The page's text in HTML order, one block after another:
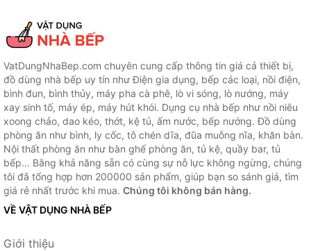
VatDungNhaBep.com chuyên cung cấp thông tin giá cả thiết bị,
đồ dùng nhà bếp uy tín như Điện gia dụng, bếp các loại, nồi điện,
bình đun, bình thủy, máy pha cà phê, lò vi sóng, lò nướng, máy
xay sinh tố, máy ép, máy hút khói. Dụng cụ nhà bếp như nồi niêu
xoong chảo, dao kéo, thớt, kệ tủ, ấm nước, bếp nướng. Đồ dùng
phòng ăn như bình, ly cốc, tô chén dĩa, đũa muỗng nĩa, khăn bàn.
Nội thất phòng ăn như bàn ghế phòng ăn, tủ kệ, quầy bar, tủ
bếp... Bằng khả năng sẵn có cùng sự nỗ lực không ngừng, chúng
tôi đã tổng hợp hơn 200000 sản phẩm, giúp bạn so sánh giá, tìm
giá rẻ nhất trước khi mua. Chúng tôi không bán hàng.
VỀ VẬT DỤNG NHÀ BẾP
Giới thiệu